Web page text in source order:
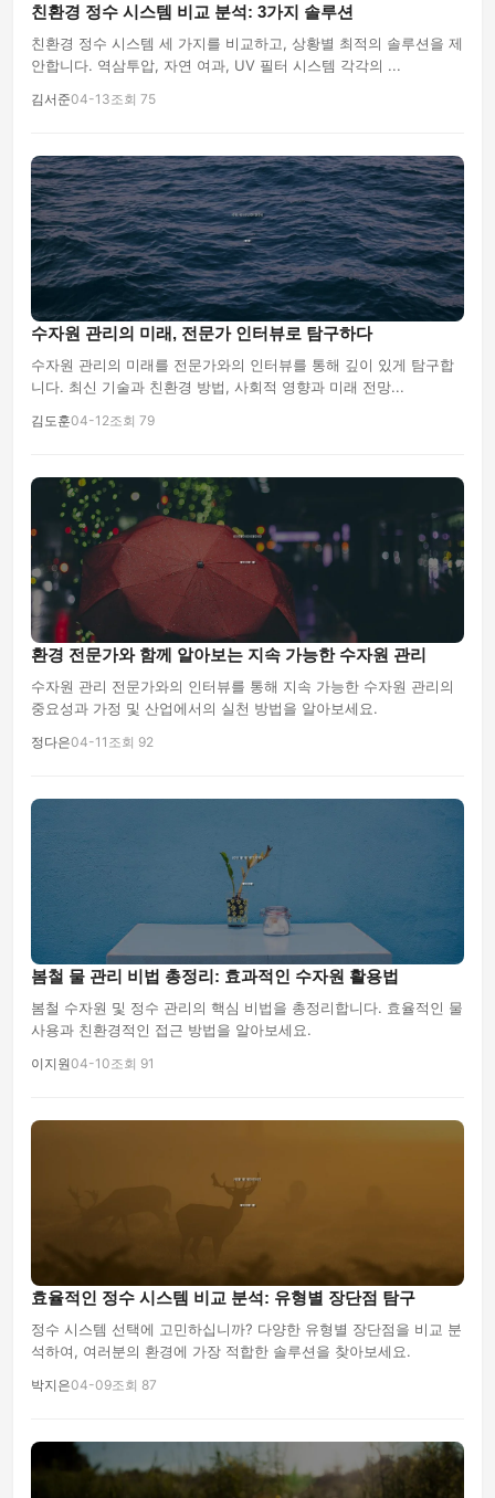
친환경 정수 시스템 비교 분석: 3가지 솔루션
친환경 정수 시스템 세 가지를 비교하고, 상황별 최적의 솔루션을 제
안합니다. 역삼투압, 자연 여과, UV 필터 시스템 각각의 ...
김서준04-13조회 75
수자원 관리의 미래, 전문가 인터뷰로 탐구하다
수자원 관리의 미래를 전문가와의 인터뷰를 통해 깊이 있게 탐구합
니다. 최신 기술과 친환경 방법, 사회적 영향과 미래 전망...
김도훈04-12조회 79
환경 전문가와 함께 알아보는 지속 가능한 수자원 관리
수자원 관리 전문가와의 인터뷰를 통해 지속 가능한 수자원 관리의
중요성과 가정 및 산업에서의 실천 방법을 알아보세요.
정다은04-11 조회 92
봄철 물 관리 비법 총정리: 효과적인 수자원 활용법
봄철 수자원 및 정수 관리의 핵심 비법을 총정리합니다. 효율적인 물
사용과 친환경적인 접근 방법을 알아보세요.
이지원04-10조회 91
효율적인 정수 시스템 비교 분석: 유형별 장단점 탐구
정수 시스템 선택에 고민하십니까? 다양한 유형별 장단점을 비교 분
석하여, 여러분의 환경에 가장 적합한 솔루션을 찾아보세요.
박지은04-09조회 87